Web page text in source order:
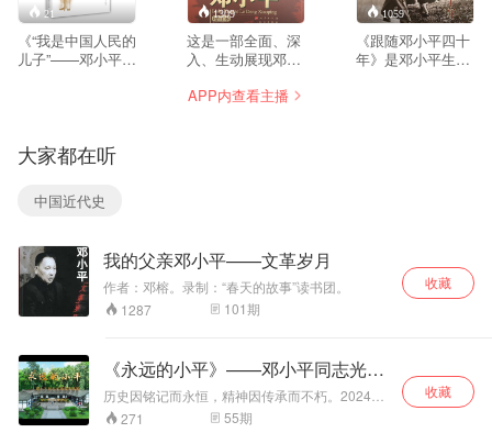
21
《“我是中国人民的
儿子”——邓小平文
教育读物。它以独
特的视角和真实的
感受到邓小平的伟
范，激励着我们在
为全面建设社会主
义现代化国家、全
面推进中华民族伟
大复兴的征程上奋
1309
这是一部全面、深
入、生动展现邓小
作。本书以丰富的
关键角色，以及他
对中国社会主义改
革开放和现代化建
设事业所做出的巨
作中，我们将跟随
作者的笔触，穿越
时空的隧道，重温
那些决定中国命运
的关键时刻。我们
1059
《跟随邓小平四十
年》是邓小平生前
的经历，也通过一
个个具体的事件，
展现了小平同志作
名共产党员全心全
意为人民服务的不
懈追求。
APP内查看主播
大家都在听
中国近代史
我的父亲邓小平——文革岁月
作者：邓榕。录制：“春天的故事”读书团。
1287
101期
收藏
《永远的小平》——邓小平同志光辉
故事展播
历史因铭记而永恒，精神因传承而不朽。2024年
是邓小平同志诞辰120周年，为深切缅怀邓小平
同志的丰功伟绩和精神风范，邓小平故里管理局
271 55期
收藏